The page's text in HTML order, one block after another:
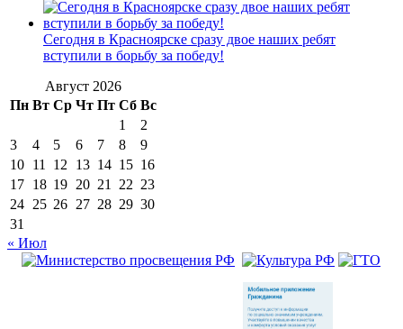
Сегодня в Красноярске сразу двое наших ребят
вступили в борьбу за победу!
Август 2026
Пн Вт Ср Чт Пт Сб Вс
1
2
3
4 5 6 7 8
9
10 11 12 13 14 15 16
17 18 19 20 21 22 23
24 25 26 27 28 29 30
31
« Июл